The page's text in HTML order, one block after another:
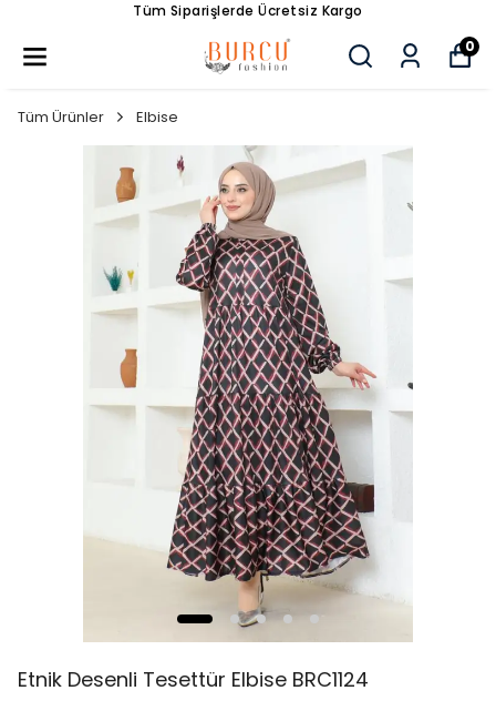
Tüm Siparişlerde Ücretsiz Kargo
0
Tüm Ürünler Elbise
Etnik Desenli Tesettür Elbise BRC1124